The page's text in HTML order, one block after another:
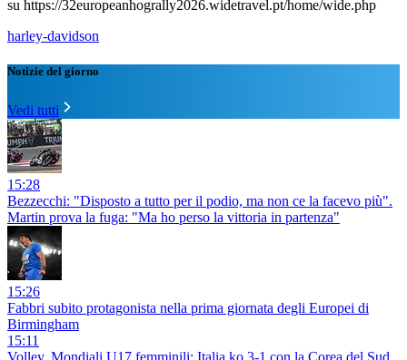
su https://32europeanhogrally2026.widetravel.pt/home/wide.php
harley-davidson
Notizie del giorno
Vedi tutti
15:28
Bezzecchi: "Disposto a tutto per il podio, ma non ce la facevo più".
Martin prova la fuga: "Ma ho perso la vittoria in partenza"
15:26
Fabbri subito protagonista nella prima giornata degli Europei di
Birmingham
15:11